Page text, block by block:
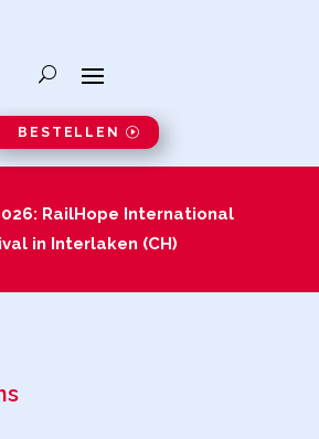
BESTELLEN
RailHope International
in Interlaken (CH)